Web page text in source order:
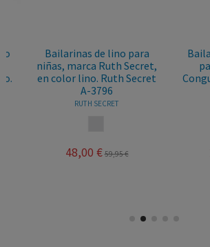
Bailarinas de lino para
niñas, marca Ruth Secret,
en color lino. Ruth Secret
A-3796
RUTH SECRET
48,00 € 59,95 €